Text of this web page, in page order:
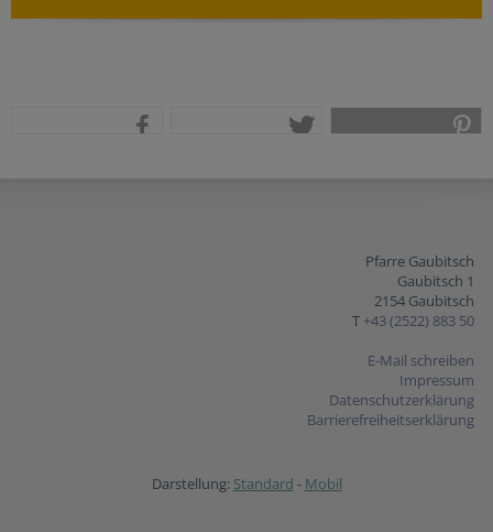
Pfarre Gaubitsch
Gaubitsch 1
2154 Gaubitsch
T +43 (2522) 883 50
E-Mail schreiben
Impressum
Datenschutzerklärung
Barrierefreiheitserklärung
Darstellung: Standard - Mobil